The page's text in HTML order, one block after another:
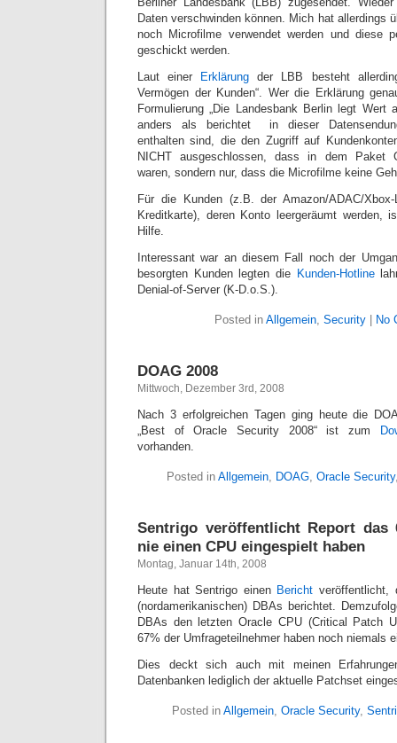
Daten verschwinden können. Mich hat allerdings
noch Microfilme verwendet werden und diese
geschickt werden.
Laut einer
Erklärung der LBB besteht
Vermögen der Kunden“. Wer die Erklärung
Formulierung „Die Landesbank Berlin legt Wert
anders als berichtet  in dieser
enthalten sind, die den Zugriff auf
NICHT ausgeschlossen, dass in dem Paket
waren, sondern nur, dass die Microfilme keine
Für die Kunden (z.B. der Amazon/ADAC/
Kreditkarte), deren Konto leergeräumt werden,
Hilfe.
Interessant war an diesem Fall noch der
besorgten Kunden legten die Kunden-Hotline
Denial-of-Server (K-D.o.S.).
Posted in Allgemein, Security No
DOAG 2008
Mittwoch, Dezember 3rd, 2008
Nach 3 erfolgreichen Tagen ging heute die
„Best of Oracle Security 2008“ ist zum
vorhanden.
Posted in Allgemein, DOAG, Oracle Security
Sentrigo veröffentlicht Report das
nie einen CPU eingespielt haben
Montag, Januar 14th, 2008
Heute hat Sentrigo einen Bericht veröffentlicht,
(nordamerikanischen) DBAs berichtet.
DBAs den letzten Oracle CPU (Critical Patch
67% der Umfrageteilnehmer haben noch niemals
Dies deckt sich auch mit meinen
Datenbanken lediglich der aktuelle Patchset
Posted in Allgemein, Oracle Security,